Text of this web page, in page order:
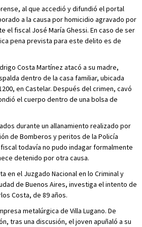
al que accedió y difundió el portal
a la causa por homicidio agravado por
el fiscal José María Ghessi. En caso de ser
pena prevista para este delito es de
Costa Martínez atacó a su madre,
dentro de la casa familiar, ubicada
en Castelar. Después del crimen, cavó
el cuerpo dentro de una bolsa de
durante un allanamiento realizado por
de Bomberos y peritos de la Policía
todavía no pudo indagar formalmente
detenido por otra causa.
en el Juzgado Nacional en lo Criminal y
de Buenos Aires, investiga el intento de
Costa, de 89 años.
metalúrgica de Villa Lugano. De
tras una discusión, el joven apuñaló a su